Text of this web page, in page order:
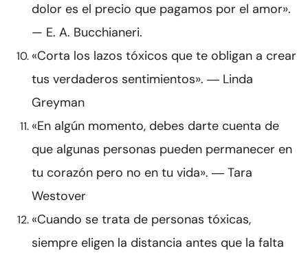
dolor es el precio que pagamos por el amor».
— E. A. Bucchianeri.
«Corta los lazos tóxicos que te obligan a crear
tus verdaderos sentimientos». ― Linda
Greyman
«En algún momento, debes darte cuenta de
que algunas personas pueden permanecer en
tu corazón pero no en tu vida». ― Tara
Westover
«Cuando se trata de personas tóxicas,
siempre eligen la distancia antes que la falta